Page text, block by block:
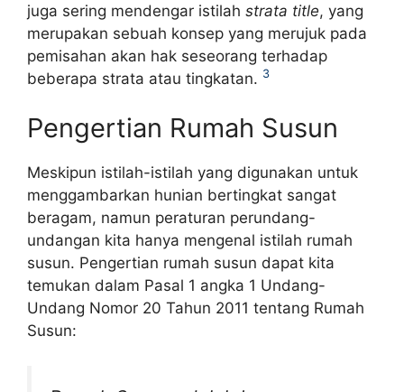
juga sering mendengar istilah strata title, yang
merupakan sebuah konsep yang merujuk pada
pemisahan akan hak seseorang terhadap
beberapa strata atau tingkatan. 3
Pengertian Rumah Susun
Meskipun istilah-istilah yang digunakan untuk
menggambarkan hunian bertingkat sangat
beragam, namun peraturan perundang-
undangan kita hanya mengenal istilah rumah
susun. Pengertian rumah susun dapat kita
temukan dalam Pasal 1 angka 1 Undang-
Undang Nomor 20 Tahun 2011 tentang Rumah
Susun: